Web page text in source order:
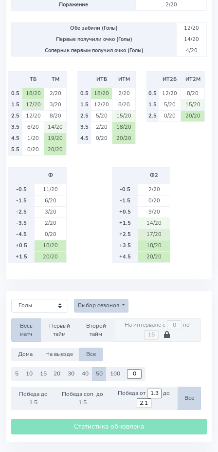
Поражение
2/20
Обе забили (Голы)
12/20
Первые получили очко (Голы)
14/20
Соперник первым получил очко (Голы)
4/20
ТБ
ТМ
0.5
18/20
2/20
1.5
17/20
3/20
2.5
12/20
8/20
3.5
6/20
14/20
4.5
1/20
19/20
5.5
0/20 20/20
ИТБ
ИТМ
0.5
18/20
2/20
1.5
12/20
8/20
2.5
5/20
15/20
3.5
2/20
18/20
4.5
0/20 20/20
ИТ2Б
ИТ2М
0.5
12/20
8/20
1.5
5/20
15/20
2.5
0/20 20/20
Ф
-0.5
11/20
-1.5
6/20
-2.5
3/20
-3.5
2/20
-4.5
0/20
+0.5
18/20
+1.5
20/20
Ф2
-0.5
2/20
-1.5
0/20
+0.5
9/20
+1.5
14/20
+2.5
17/20
+3.5
18/20
+4.5
20/20
Выбор сезонов
Весь
матч
Первый
тайм
Второй
тайм
На интервале с по
Дома На выезде Все
5 10 15 20 30 40 50 100
Победа до
1.5
Победа соп. до
1.5
Победа от до
Все
Статистика обновлена